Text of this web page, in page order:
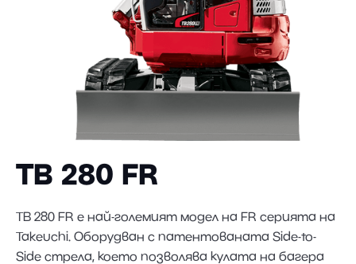
TB 280 FR
TB 280 FR е най-големият модел на FR серията на
Takeuchi. Оборудван с патентованата Side-to-
Side стрела, което позволява кулата на багера